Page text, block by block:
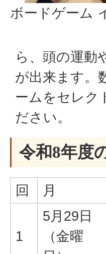
ボードゲーム
ら、頭の運動
が出来ます。
ームをセレク
ださい。
令和8年度
回 月
1
5月29日
（金曜